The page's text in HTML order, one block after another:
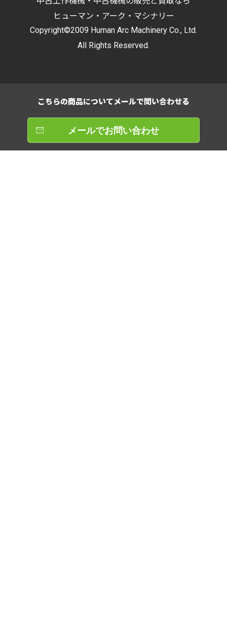
ヒューマン・アーク・マシナリー
Copyright©2009 Human Arc Machinery Co., Ltd.
All Rights Reserved.
こちらの商品についてメールで問い合わせる
メールでお問い合わせ